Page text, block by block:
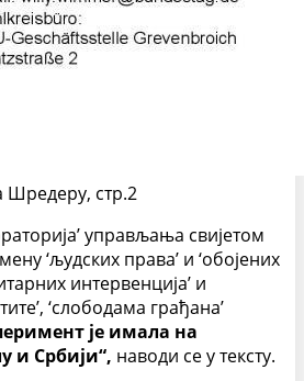
стр.2
управљања свијетом
‘људских права’ и ‘обојених
интервенција’ и
‘слободама грађана’
је имала на
и Србији“, наводи се у тексту.